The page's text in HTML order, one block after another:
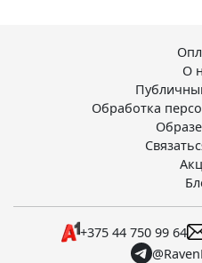
О
Обработка
+375 44 750 99 64